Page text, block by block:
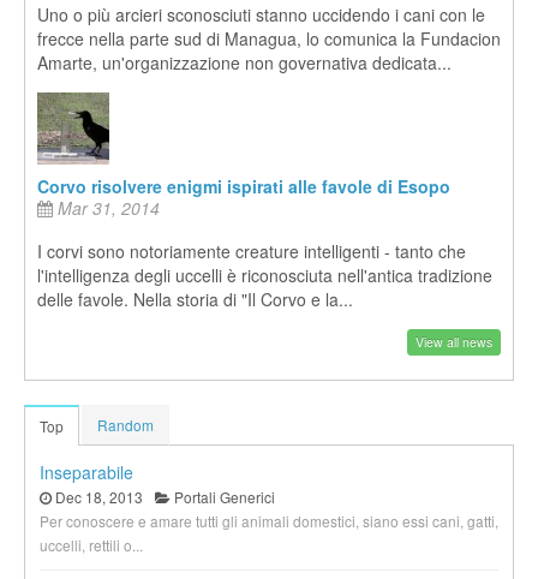
Uno o più arcieri sconosciuti stanno uccidendo i cani con le
frecce nella parte sud di Managua, lo comunica la Fundacion
Amarte, un'organizzazione non governativa dedicata...
Corvo risolvere enigmi ispirati alle favole di Esopo
Mar 31, 2014
I corvi sono notoriamente creature intelligenti - tanto che
l'intelligenza degli uccelli è riconosciuta nell'antica tradizione
delle favole. Nella storia di "Il Corvo e la...
View all news
Top Random
Inseparabile
Dec 18, 2013
Portali Generici
Per conoscere e amare tutti gli animali domestici, siano essi cani, gatti,
uccelli, rettili o...